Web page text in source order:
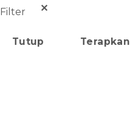
Filter ✕
Tutup Terapkan